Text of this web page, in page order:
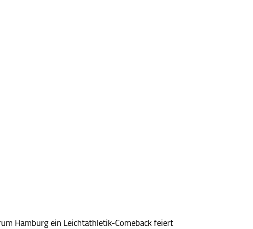
Hamburg ein Leichtathletik-Comeback feiert